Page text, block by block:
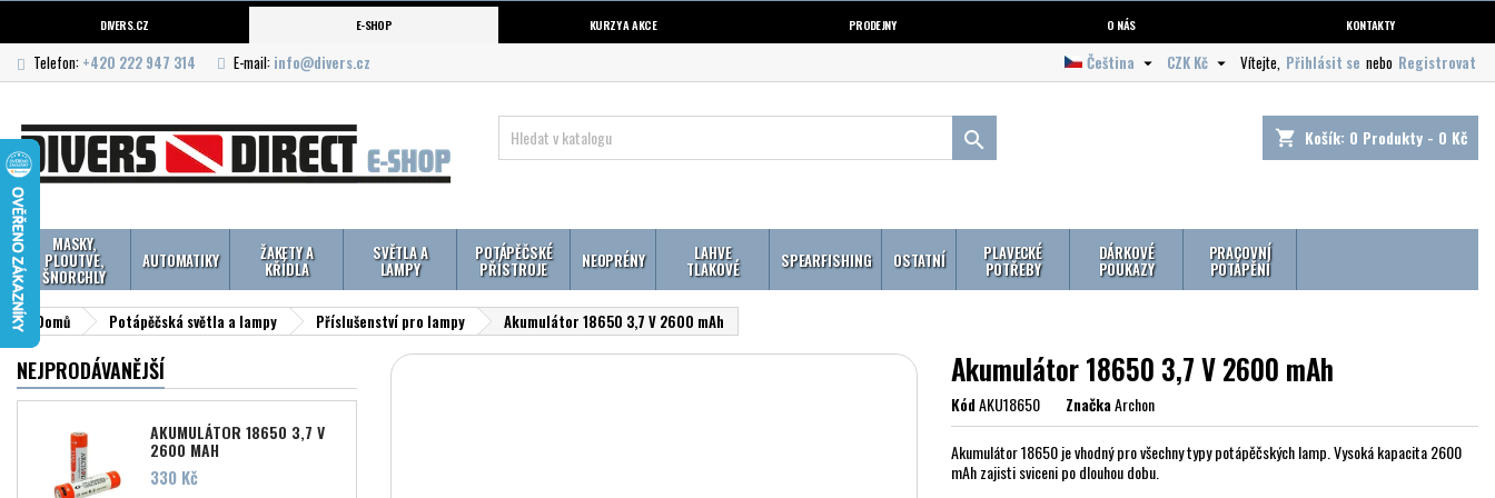
DIVERS.CZ E-SHOP KURZY A AKCE PRODEJNY O NÁS KONTAKTY
Telefon: +420 222 947 314 E-mail: info@divers.cz Vítejte, Přihlásit se nebo Registrovat
CZK Kč 
Čeština 
shopping_cart Košík: 0 Produkty - 0 Kč

MASKY,
PLOUTVE,
ŠNORCHLY
AUTOMATIKY ŽAKETY A
KŘÍDLA
SVĚTLA A
LAMPY
POTÁPĚČSKÉ
PŘÍSTROJE NEOPRÉNY LAHVE
TLAKOVÉ SPEARFISHING OSTATNÍ PLAVECKÉ
POTŘEBY
DÁRKOVÉ
POUKAZY
PRACOVNÍ
POTÁPĚNÍ
Domů Potápěčská světla a lampy Příslušenství pro lampy Akumulátor 18650 3,7 V 2600 mAh
NEJPRODÁVANĚJŠÍ
AKUMULÁTOR 18650 3,7 V
2600 MAH
Cena
330 Kč
Akumulátor 18650 3,7 V 2600 mAh
KódAKU18650 ZnačkaArchon
Akumulátor 18650 je vhodný pro všechny typy potápěčských lamp. Vysoká kapacita 2600
mAh zajisti sviceni po dlouhou dobu.